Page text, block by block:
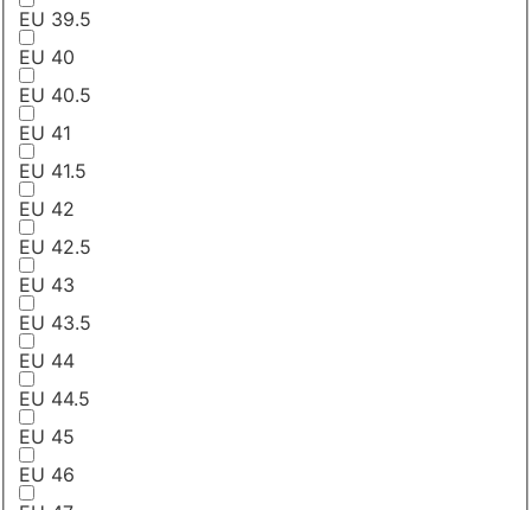
EU 39.5
EU 40
EU 40.5
EU 41
EU 41.5
EU 42
EU 42.5
EU 43
EU 43.5
EU 44
EU 44.5
EU 45
EU 46